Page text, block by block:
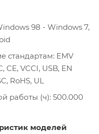
98 - Windows 7,
стандартам: EMV
CE, VCCI, USB, EN
RoHS, UL
работы (ч): 500.000
моделей